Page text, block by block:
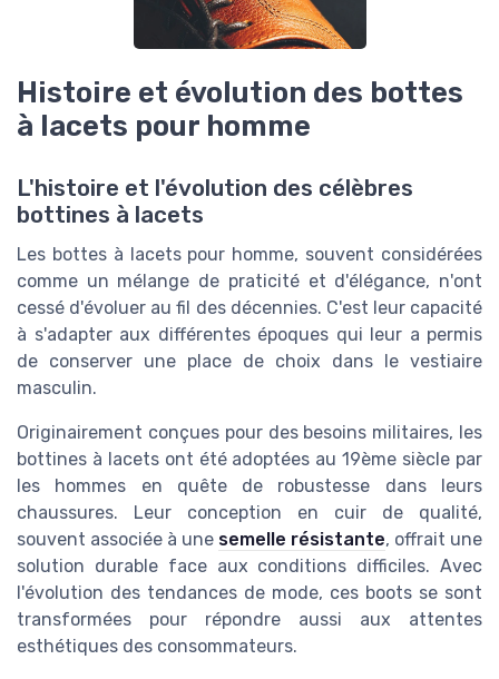
Histoire et évolution des bottes
à lacets pour homme
L'histoire et l'évolution des célèbres
bottines à lacets
Les bottes à lacets pour homme, souvent considérées
comme un mélange de praticité et d'élégance, n'ont
cessé d'évoluer au fil des décennies. C'est leur capacité
à s'adapter aux différentes époques qui leur a permis
de conserver une place de choix dans le vestiaire
masculin.
Originairement conçues pour des besoins militaires, les
bottines à lacets ont été adoptées au 19ème siècle par
les hommes en quête de robustesse dans leurs
chaussures. Leur conception en cuir de qualité,
souvent associée à une semelle résistante, offrait une
solution durable face aux conditions difficiles. Avec
l'évolution des tendances de mode, ces boots se sont
transformées pour répondre aussi aux attentes
esthétiques des consommateurs.